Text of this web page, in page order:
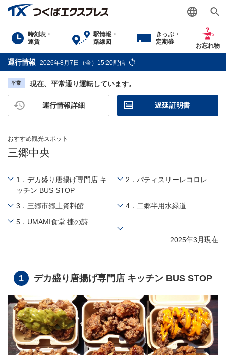
時刻表・
運賃
駅情報・
路線図
きっぷ・
定期券
お忘れ物
運行情報 2026年8月7日（金）15:20配信
平常 現在、平常通り運転しています。
運行情報詳細 遅延証明書
おすすめ観光スポット
三郷中央
1．デカ盛り唐揚げ専門店 キ
ッチン BUS STOP
2．パティスリーレコロレ
3．三郷市郷土資料館
4．二郷半用水緑道
5．UMAMI食堂 捷の詩
2025年3月現在
1 デカ盛り唐揚げ専門店 キッチン BUS STOP